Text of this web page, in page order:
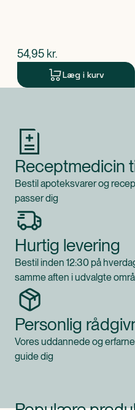
$nuværende pris
54,95 kr.
Læg i kurv
Receptmedicin
Bestil apoteksvarer og
passer dig
Hurtig levering
Bestil inden 12:30 på
samme aften i udvalgte
Personlig
Vores uddannede og
guide dig